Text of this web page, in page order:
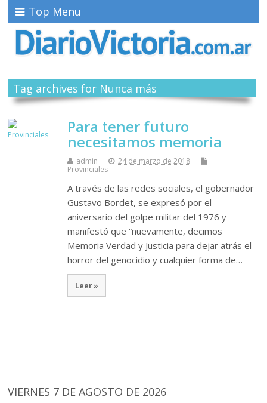
Top Menu
Tag archives for Nunca más
Para tener futuro
necesitamos memoria
admin
24 de marzo de 2018
Provinciales
A través de las redes sociales, el gobernador
Gustavo Bordet, se expresó por el
aniversario del golpe militar del 1976 y
manifestó que “nuevamente, decimos
Memoria Verdad y Justicia para dejar atrás el
horror del genocidio y cualquier forma de…
Leer »
VIERNES 7 DE AGOSTO DE 2026